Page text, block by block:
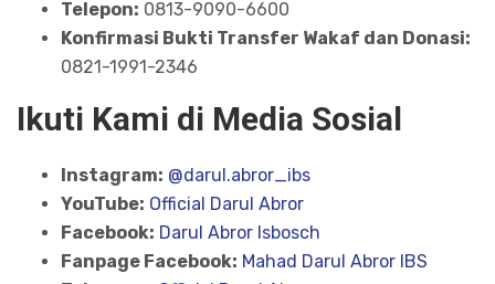
Telepon: 0813-9090-6600
Konfirmasi Bukti Transfer Wakaf dan Donasi:
0821-1991-2346
Ikuti Kami di Media Sosial
Instagram: @darul.abror_ibs
YouTube: Official Darul Abror
Facebook: Darul Abror Isbosch
Fanpage Facebook: Mahad Darul Abror IBS